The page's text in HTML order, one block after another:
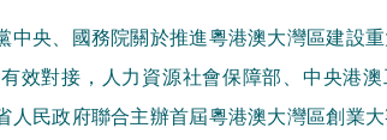
中央、國務院關於推進粵港澳大灣區建設
效對接，人力資源社會保障部、中央港
人民政府聯合主辦首屆粵港澳大灣區創業